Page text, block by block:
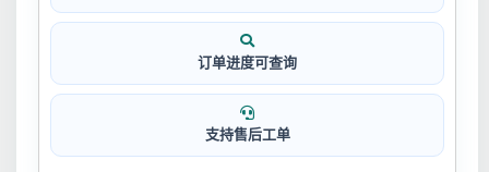
订单进度可查询
支持售后工单